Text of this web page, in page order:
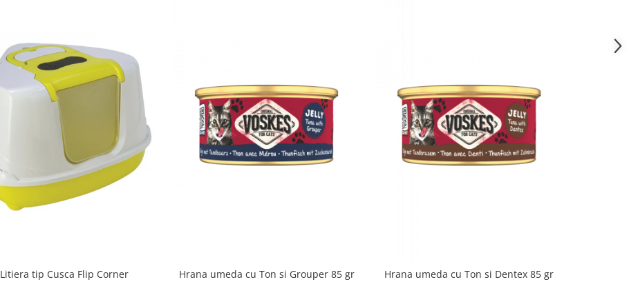
Litiera tip Cusca Flip Corner
Hrana umeda cu Ton si Grouper 85 gr
Hrana umeda cu Ton si Dentex 85 gr